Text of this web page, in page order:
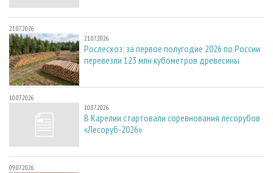
21.07.2026
21.07.2026
Рослесхоз: за первое полугодие 2026 по России
перевезли 123 млн кубометров древесины
10.07.2026
10.07.2026
В Карелии стартовали соревнования лесорубов
«Лесоруб-2026»
09.07.2026